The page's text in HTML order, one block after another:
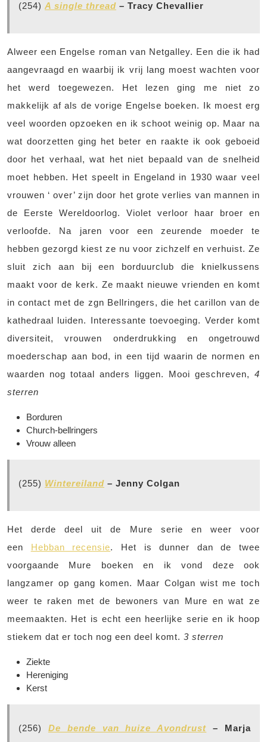
(254) A single thread – Tracy Chevallier
Alweer een Engelse roman van Netgalley. Een die ik had
aangevraagd en waarbij ik vrij lang moest wachten voor
het werd toegewezen. Het lezen ging me niet zo
makkelijk af als de vorige Engelse boeken. Ik moest erg
veel woorden opzoeken en ik schoot weinig op. Maar na
wat doorzetten ging het beter en raakte ik ook geboeid
door het verhaal, wat het niet bepaald van de snelheid
moet hebben. Het speelt in Engeland in 1930 waar veel
vrouwen ‘ over’ zijn door het grote verlies van mannen in
de Eerste Wereldoorlog. Violet verloor haar broer en
verloofde. Na jaren voor een zeurende moeder te
hebben gezorgd kiest ze nu voor zichzelf en verhuist. Ze
sluit zich aan bij een borduurclub die knielkussens
maakt voor de kerk. Ze maakt nieuwe vrienden en komt
in contact met de zgn Bellringers, die het carillon van de
kathedraal luiden. Interessante toevoeging. Verder komt
diversiteit, vrouwen onderdrukking en ongetrouwd
moederschap aan bod, in een tijd waarin de normen en
waarden nog totaal anders liggen. Mooi geschreven, 4
sterren
Borduren
Church-bellringers
Vrouw alleen
(255) Wintereiland – Jenny Colgan
Het derde deel uit de Mure serie en weer voor
een
Hebban recensie. Het is dunner dan de twee
voorgaande Mure boeken en ik vond deze ook
langzamer op gang komen. Maar Colgan wist me toch
weer te raken met de bewoners van Mure en wat ze
meemaakten. Het is echt een heerlijke serie en ik hoop
stiekem dat er toch nog een deel komt. 3 sterren
Ziekte
Hereniging
Kerst
(256) De bende van huize Avondrust – Marja